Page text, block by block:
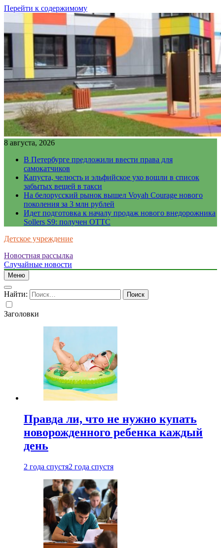
Перейти к содержимому
8 августа, 2026
В Петербурге предложили ввести права для
самокатчиков
Капуста, челюсть и эльфийское ухо вошли в список
забытых вещей в такси
На белорусский рынок вышел Voyah Courage нового
поколения за 3 млн рублей
Идет подготовка к началу продаж нового внедорожника
Sollers S9: получен ОТТС
Детское учреждение
Новостная рассылка
Случайные новости
Меню
Найти:
Заголовки
Правда ли, что не нужно купать
новорожденного ребенка каждый
день
2 года спустя2 года спустя